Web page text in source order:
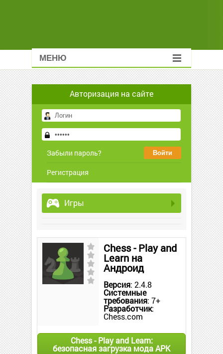
МЕНЮ
Авторизация на сайте
Забыли пароль?
Регистрация
Игры
Chess - Play and
Learn на
Андроид
Версия: 2.4.8
Системные
требования: 7+
Разработчик:
Chess.com
Chess - Play and Learn:
безопасная загрузка мода APK